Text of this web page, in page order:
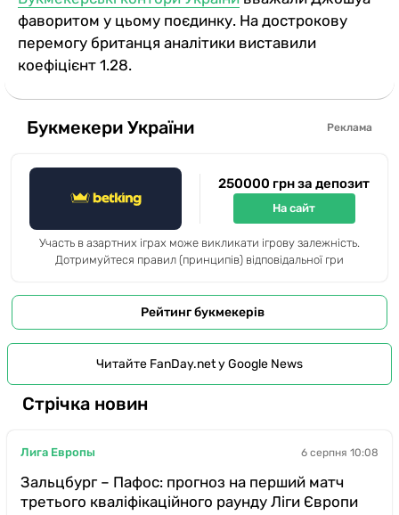
фаворитом у цьому поєдинку. На дострокову
перемогу британця аналітики виставили
коефіцієнт 1.28.
Букмекери України Реклама
250000 грн за депозит
На сайт
Участь в азартних іграх може викликати ігрову залежність.
Дотримуйтеся правил (принципів) відповідальної гри
Рейтинг букмекерів
Читайте FanDay.net у Google News
Стрічка новин
Лига Европы 6 серпня 10:08
Зальцбург – Пафос: прогноз на перший матч
третього кваліфікаційного раунду Ліги Європи